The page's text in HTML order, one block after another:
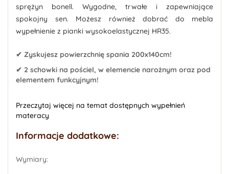
sprężyn bonell. Wygodne, trwałe i zapewniające
spokojny sen. Możesz również dobrać do mebla
wypełnienie z pianki wysokoelastycznej HR35.
✔ Zyskujesz powierzchnię spania 200x140cm!
✔ 2 schowki na pościel, w elemencie narożnym oraz pod
elementem funkcyjnym!
Przeczytaj więcej na temat dostępnych wypełnień
materacy
Informacje dodatkowe:
Wymiary: